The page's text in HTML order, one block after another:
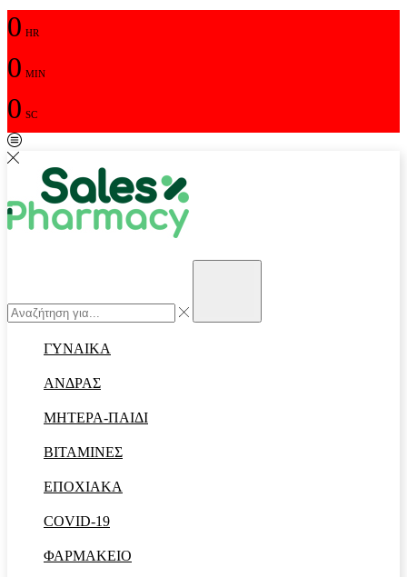
0 HR
0 MIN
0 SC
Αναζήτηση
ΓΥΝΑΙΚΑ
ΑΝΔΡΑΣ
ΜΗΤΕΡΑ-ΠΑΙΔΙ
ΒΙΤΑΜΙΝΕΣ
ΕΠΟΧΙΑΚΑ
COVID-19
ΦΑΡΜΑΚΕΙΟ